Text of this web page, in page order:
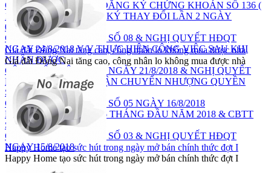
GIẤY CHỨNG NHẬN ĐĂNG KÝ CHỨNG KHOÁN SỐ 136 (
172 TỶ ĐỒNG)- ĐĂNG KÝ THAY ĐỔI LẦN 2 NGÀY
05/9/2018)
CÔNG BỐ THÔNG TIN SỐ 08 & NGHỊ QUYẾT HĐQT
NGÀY 24/8/2018 V/V THỰC HIỆN CÔNG VIỆC SAU KHI
NHẬN ĐƯỢC
CÔNG BỐ THÔNG TIN NGÀY 21/8/2018 & NGHỊ QUYẾT
HĐQT V/V CHẤP THUẬN CHUYỂN NHƯỢNG QUYỀN
SDĐ TẠI VSIP
CÔNG BỐ THÔNG TIN SỐ 05 NGÀY 16/8/2018
BÁO CÁO SOÁT XÉT 6 THÁNG ĐẦU NĂM 2018 & CBTT
SỐ 04 NGÀY 15/8/2018
CÔNG BỐ THÔNG TIN SỐ 03 & NGHỊ QUYẾT HĐQT
NGÀY 15/8/2018
Giá đất Đồng Nai tăng cao, công nhân lo không mua được nhà
Giá đất Đồng Nai tăng cao, công nhân lo không mua được nhà
Happy Home tạo sức hút trong ngày mở bán chính thức đợt I
Happy Home tạo sức hút trong ngày mở bán chính thức đợt I